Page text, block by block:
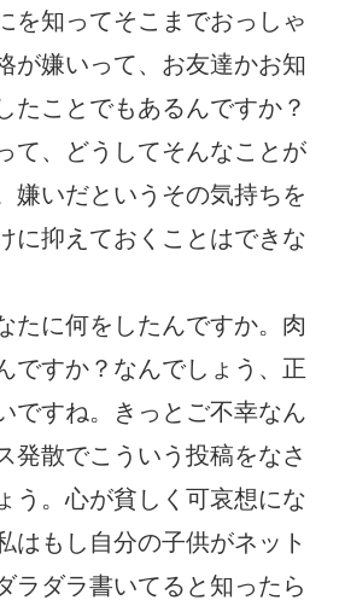
を知ってそこまでおっしゃ
が嫌いって、お友達かお知
たことでもあるんですか？
て、どうしてそんなことが
嫌いだというその気持ちを
に抑えておくことはできな
たに何をしたんですか。肉
ですか？なんでしょう、正
ですね。きっとご不幸なん
発散でこういう投稿をなさ
う。心が貧しく可哀想にな
はもし自分の子供がネット
ラダラ書いてると知ったら